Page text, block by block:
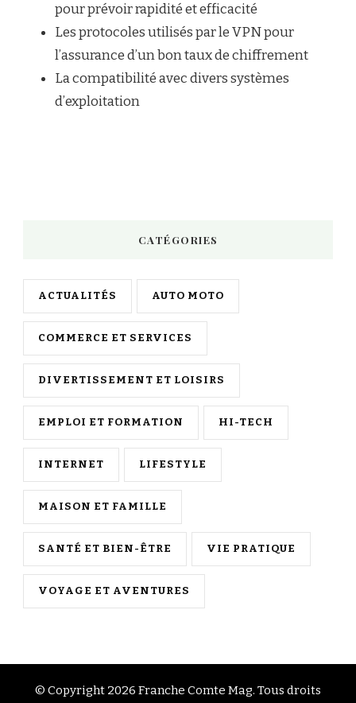
pour prévoir rapidité et efficacité
Les protocoles utilisés par le VPN pour
l’assurance d’un bon taux de chiffrement
La compatibilité avec divers systèmes
d’exploitation
CATÉGORIES
ACTUALITÉS AUTO MOTO
COMMERCE ET SERVICES
DIVERTISSEMENT ET LOISIRS
EMPLOI ET FORMATION HI-TECH
INTERNET LIFESTYLE
MAISON ET FAMILLE
SANTÉ ET BIEN-ÊTRE VIE PRATIQUE
VOYAGE ET AVENTURES
© Copyright 2026 Franche Comte Mag. Tous droits